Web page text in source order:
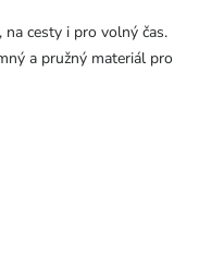
cesty i pro volný čas.
a pružný materiál pro